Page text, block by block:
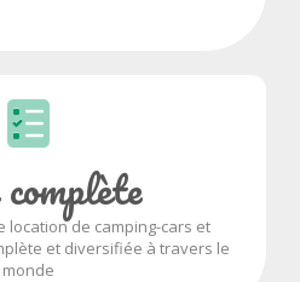
location de camping-cars et
et diversifiée à travers le
monde